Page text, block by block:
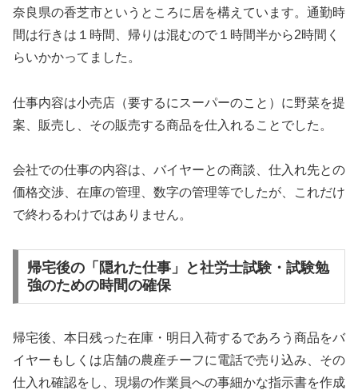
奈良県の香芝市というところに居を構えています。通勤時
間は行きは１時間、帰りは混むので１時間半から2時間く
らいかかってました。
仕事内容は小売店（要するにスーパーのこと）に野菜を提
案、販売し、その販売する商品を仕入れることでした。
会社での仕事の内容は、バイヤーとの商談、仕入れ先との
価格交渉、在庫の管理、数字の管理等でしたが、これだけ
で終わるわけではありません。
帰宅後の「隠れた仕事」と社労士試験・試験勉
強のための時間の確保
帰宅後、本日残った在庫・明日入荷するであろう商品をバ
イヤーもしくは店舗の農産チーフに電話で売り込み、その
仕入れ確認をし、現場の作業員への事細かな指示書を作成